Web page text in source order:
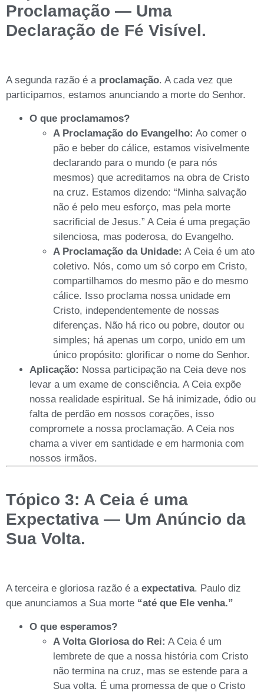
Proclamação — Uma
Declaração de Fé Visível.
A segunda razão é a proclamação. A cada vez que
participamos, estamos anunciando a morte do Senhor.
O que proclamamos?
A Proclamação do Evangelho: Ao comer o
pão e beber do cálice, estamos visivelmente
declarando para o mundo (e para nós
mesmos) que acreditamos na obra de Cristo
na cruz. Estamos dizendo: “Minha salvação
não é pelo meu esforço, mas pela morte
sacrificial de Jesus.” A Ceia é uma pregação
silenciosa, mas poderosa, do Evangelho.
A Proclamação da Unidade: A Ceia é um ato
coletivo. Nós, como um só corpo em Cristo,
compartilhamos do mesmo pão e do mesmo
cálice. Isso proclama nossa unidade em
Cristo, independentemente de nossas
diferenças. Não há rico ou pobre, doutor ou
simples; há apenas um corpo, unido em um
único propósito: glorificar o nome do Senhor.
Aplicação: Nossa participação na Ceia deve nos
levar a um exame de consciência. A Ceia expõe
nossa realidade espiritual. Se há inimizade, ódio ou
falta de perdão em nossos corações, isso
compromete a nossa proclamação. A Ceia nos
chama a viver em santidade e em harmonia com
nossos irmãos.
Tópico 3: A Ceia é uma
Expectativa — Um Anúncio da
Sua Volta.
A terceira e gloriosa razão é a expectativa. Paulo diz
que anunciamos a Sua morte “até que Ele venha.”
O que esperamos?
A Volta Gloriosa do Rei: A Ceia é um
lembrete de que a nossa história com Cristo
não termina na cruz, mas se estende para a
Sua volta. É uma promessa de que o Cristo